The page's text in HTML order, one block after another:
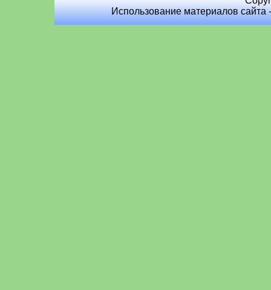
Использование материалов